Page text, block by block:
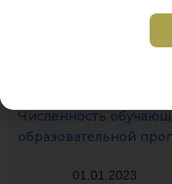
Численность
образовательной
01.01.2023